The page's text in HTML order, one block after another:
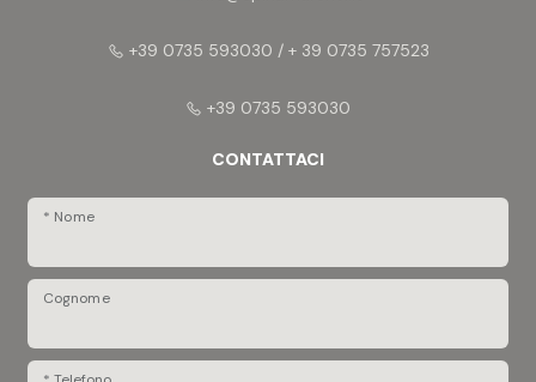
+39 0735 593030 / + 39 0735 757523
+39 0735 593030
CONTATTACI
* Nome
Cognome